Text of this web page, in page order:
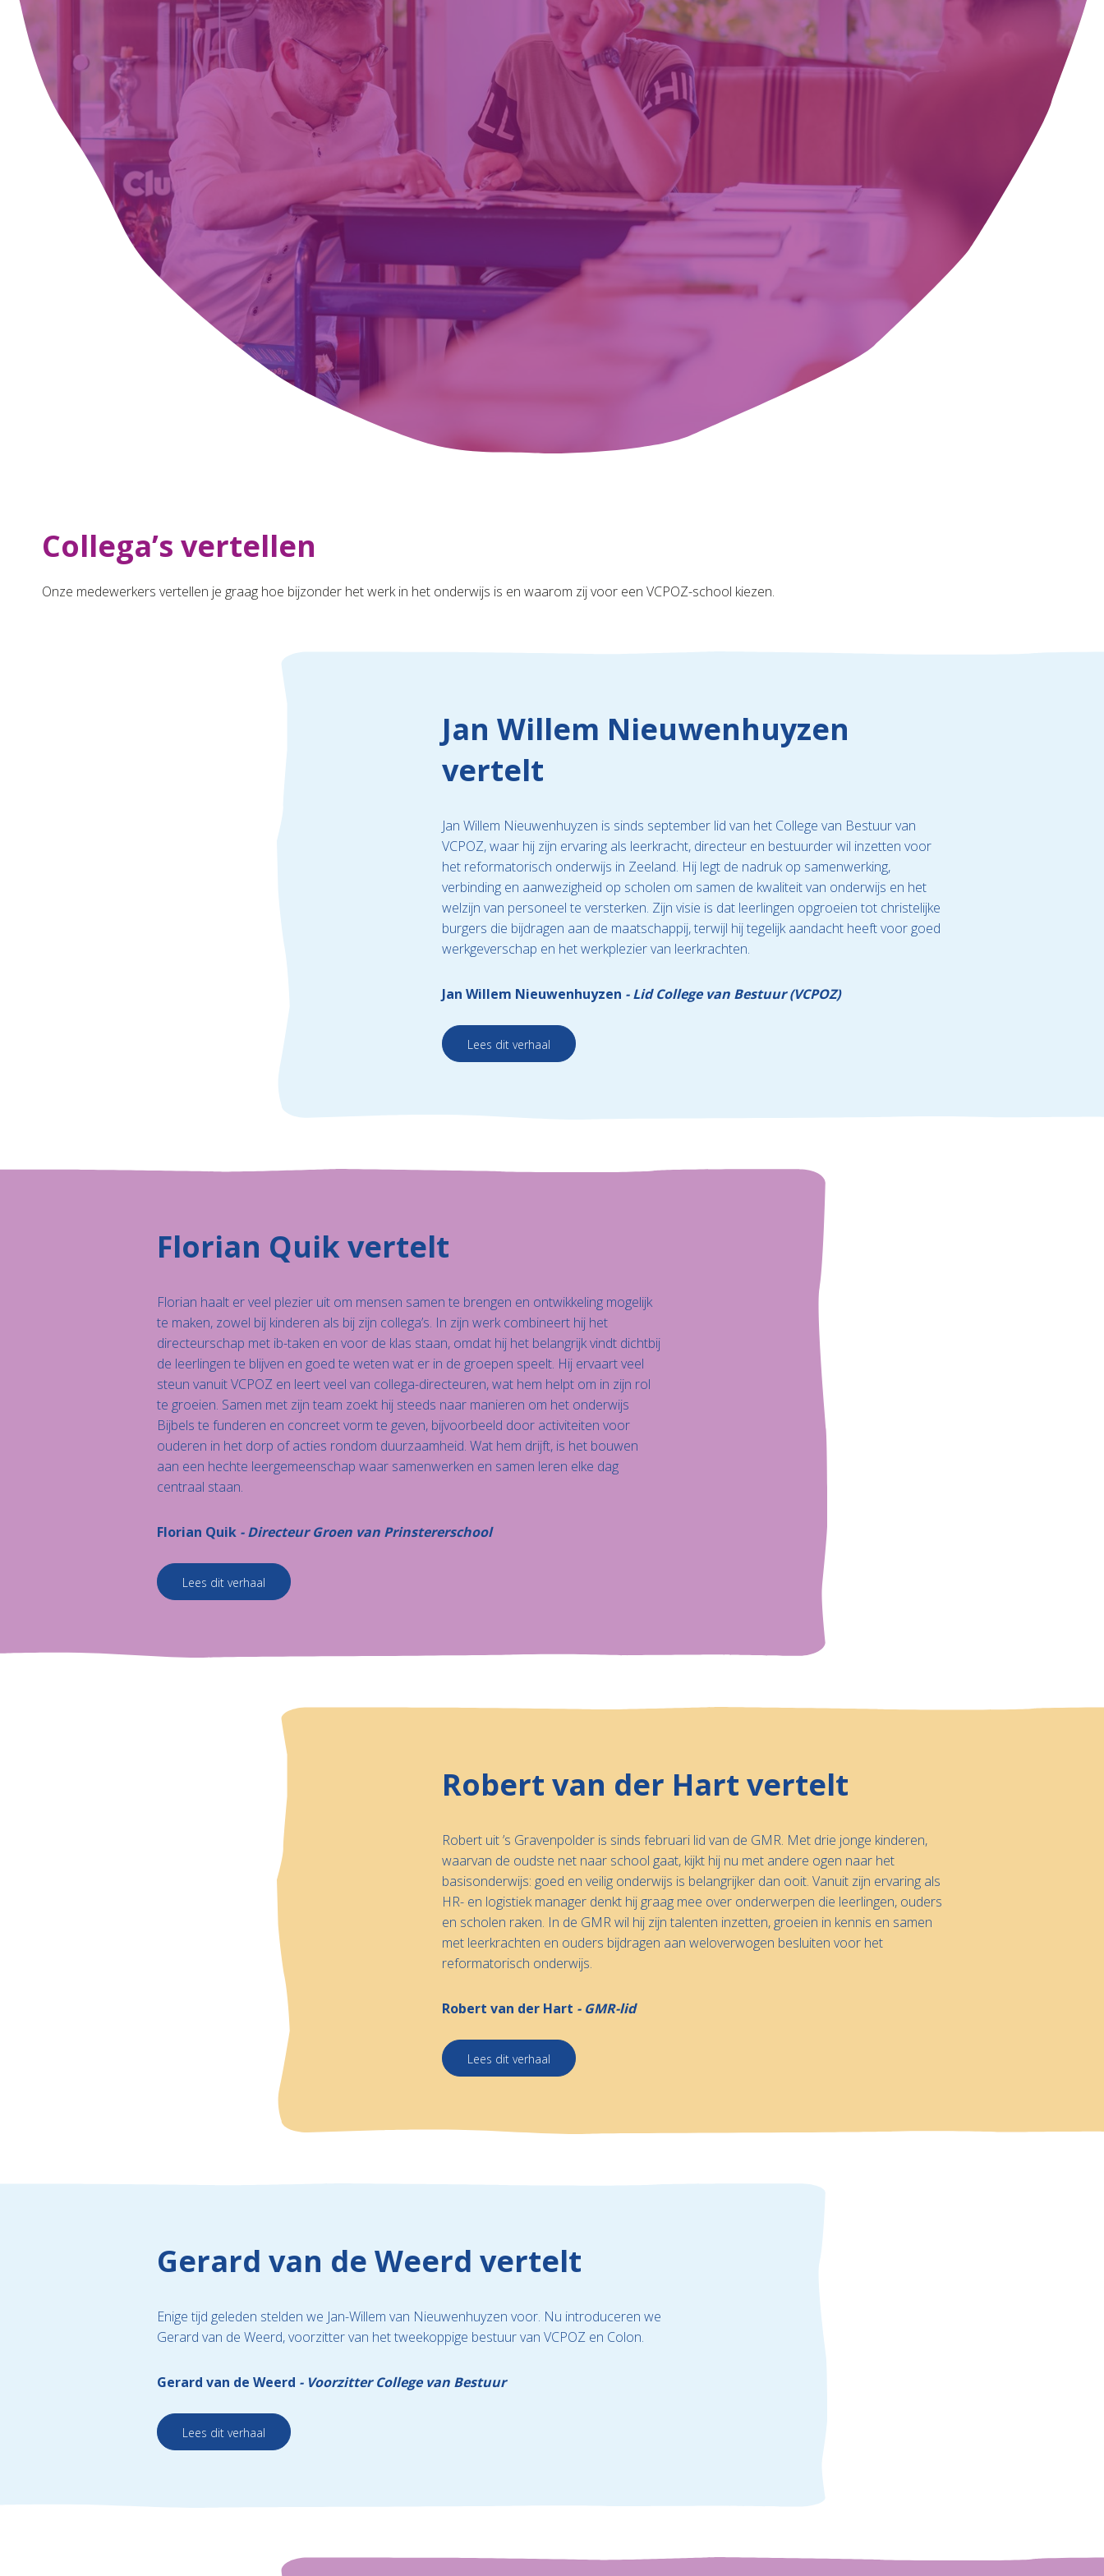
Collega’s vertellen
Onze medewerkers vertellen je graag hoe bijzonder het werk in het onderwijs is en waarom zij voor een VCPOZ-school kiezen.
Jan Willem Nieuwenhuyzen
vertelt
Jan Willem Nieuwenhuyzen is sinds september lid van het College van Bestuur van
VCPOZ, waar hij zijn ervaring als leerkracht, directeur en bestuurder wil inzetten voor
het reformatorisch onderwijs in Zeeland. Hij legt de nadruk op samenwerking,
verbinding en aanwezigheid op scholen om samen de kwaliteit van onderwijs en het
welzijn van personeel te versterken. Zijn visie is dat leerlingen opgroeien tot christelijke
burgers die bijdragen aan de maatschappij, terwijl hij tegelijk aandacht heeft voor goed
werkgeverschap en het werkplezier van leerkrachten.
Jan Willem Nieuwenhuyzen Lid College van Bestuur (VCPOZ)
Lees dit verhaal
Florian Quik vertelt
Florian haalt er veel plezier uit om mensen samen te brengen en ontwikkeling mogelijk
te maken, zowel bij kinderen als bij zijn collega’s. In zijn werk combineert hij het
directeurschap met ib-taken en voor de klas staan, omdat hij het belangrijk vindt dichtbij
de leerlingen te blijven en goed te weten wat er in de groepen speelt. Hij ervaart veel
steun vanuit VCPOZ en leert veel van collega-directeuren, wat hem helpt om in zijn rol
te groeien. Samen met zijn team zoekt hij steeds naar manieren om het onderwijs
Bijbels te funderen en concreet vorm te geven, bijvoorbeeld door activiteiten voor
ouderen in het dorp of acties rondom duurzaamheid. Wat hem drijft, is het bouwen
aan een hechte leergemeenschap waar samenwerken en samen leren elke dag
centraal staan.
Florian Quik Directeur Groen van Prinstererschool
Lees dit verhaal
Robert van der Hart vertelt
Robert uit ’s Gravenpolder is sinds februari lid van de GMR. Met drie jonge kinderen,
waarvan de oudste net naar school gaat, kijkt hij nu met andere ogen naar het
basisonderwijs: goed en veilig onderwijs is belangrijker dan ooit. Vanuit zijn ervaring als
HR- en logistiek manager denkt hij graag mee over onderwerpen die leerlingen, ouders
en scholen raken. In de GMR wil hij zijn talenten inzetten, groeien in kennis en samen
met leerkrachten en ouders bijdragen aan weloverwogen besluiten voor het
reformatorisch onderwijs.
Robert van der Hart GMR-lid
Lees dit verhaal
Gerard van de Weerd vertelt
Enige tijd geleden stelden we Jan-Willem van Nieuwenhuyzen voor. Nu introduceren we
Gerard van de Weerd, voorzitter van het tweekoppige bestuur van VCPOZ en Colon.
Gerard van de Weerd Voorzitter College van Bestuur
Lees dit verhaal